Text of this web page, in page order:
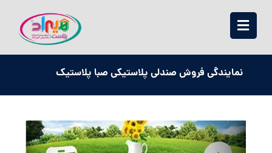
نمایندگی فروش صندلی پلاستیکی صبا پلاستیک